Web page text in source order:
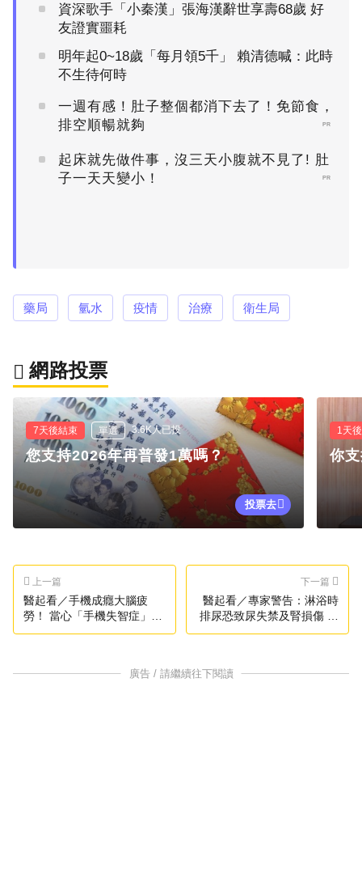
資深歌手「小秦漢」張海漢辭世享壽68歲 好
友證實噩耗
明年起0~18歲「每月領5千」 賴清德喊：此時
不生待何時
一週有感！肚子整個都消下去了！免節食，
排空順暢就夠
PR
起床就先做件事，沒三天小腹就不見了! 肚
子一天天變小！
PR
藥局 氫水 疫情 治療 衛生局
網路投票
7天後結束 單選 3.6K人已投
您支持2026年再普發1萬嗎？
投票去
1天
你
上一篇
醫起看／手機成癮大腦疲
勞！ 當心「手機失智症」找
上門
下一篇
醫起看／專家警告：淋浴時
排尿恐致尿失禁及腎損傷 女
性更應留意
廣告 / 請繼續往下閱讀